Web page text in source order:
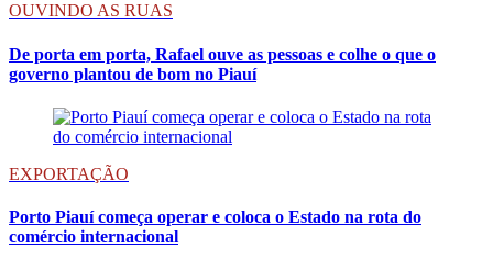
OUVINDO AS RUAS
De porta em porta, Rafael ouve as pessoas e colhe o que o
governo plantou de bom no Piauí
EXPORTAÇÃO
Porto Piauí começa operar e coloca o Estado na rota do
comércio internacional